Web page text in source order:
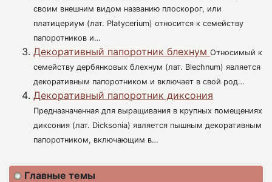
своим внешним видом названию плоскорог, или
платицериум (лат. Platycerium) относится к семейству
папоротников и…
Декоративный папоротник блехнум Относимый к
семейству дербянковых блехнум (лат. Blechnum) является
декоративным папоротником и включает в свой род…
Декоративный папоротник диксония
Предназначенная для выращивания в крупных помещениях
диксония (лат. Dicksonia) является пышным декоративным
папоротником, включающим в…
Главные темы